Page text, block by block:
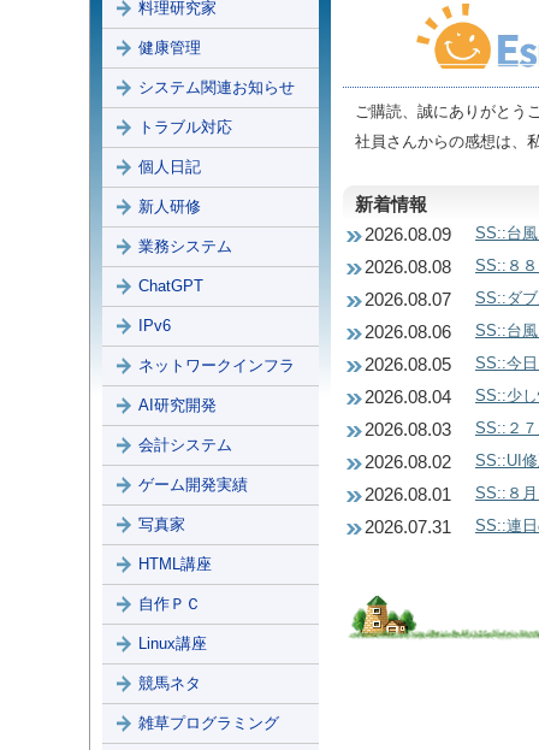
ご購読、誠にありがとう
社員さんからの感想は、
新着情報
2026.08.09
SS::台
2026.08.08 SS::８
2026.08.07 SS::ダ
2026.08.06 SS::台
2026.08.05 SS::今
2026.08.04 SS::少
2026.08.03 SS::２
2026.08.02 SS::UI
2026.08.01 SS::８
2026.07.31 SS::連
料理研究家
健康管理
システム関連お知らせ
トラブル対応
個人日記
新人研修
業務システム
ChatGPT
IPv6
ネットワークインフラ
AI研究開発
会計システム
ゲーム開発実績
写真家
HTML講座
自作ＰＣ
Linux講座
競馬ネタ
雑草プログラミング